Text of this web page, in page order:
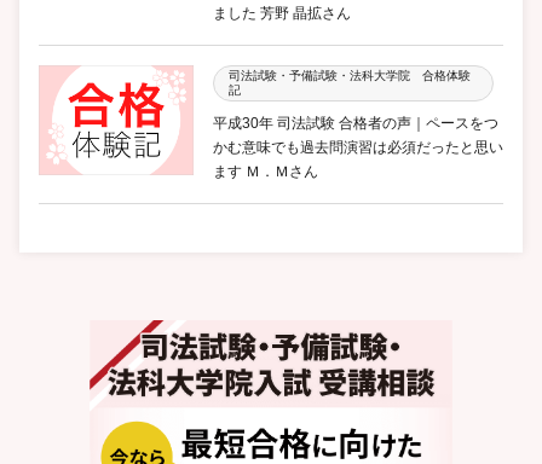
ました 芳野 晶拡さん
司法試験・予備試験・法科大学院 合格体験
記
平成30年 司法試験 合格者の声｜ペースをつ
かむ意味でも過去問演習は必須だったと思い
ます Ｍ．Ｍさん